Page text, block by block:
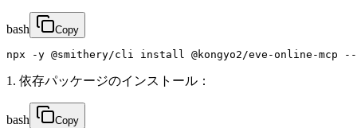
bash Copy
npx -y @smithery/cli install @kongyo2/eve-online-mcp
1. 依存パッケージのインストール：
bash Copy